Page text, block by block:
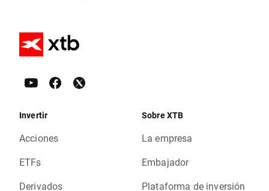
Invertir
Acciones
ETFs
Derivados
Sobre XTB
La empresa
Embajador
Plataforma de inversión